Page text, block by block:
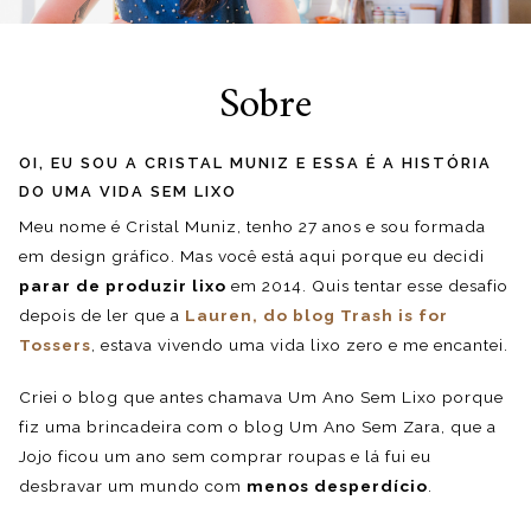
Sobre
OI, EU SOU A CRISTAL MUNIZ E ESSA É A HISTÓRIA
DO UMA VIDA SEM LIXO
Meu nome é Cristal Muniz, tenho 27 anos e sou formada
em design gráfico. Mas você está aqui porque eu decidi
parar de produzir lixo em 2014. Quis tentar esse desafio
depois de ler que a Lauren, do blog Trash is for
Tossers , estava vivendo uma vida lixo zero e me encantei.
Criei o blog que antes chamava Um Ano Sem Lixo porque
fiz uma brincadeira com o blog Um Ano Sem Zara, que a
Jojo ficou um ano sem comprar roupas e lá fui eu
desbravar um mundo com menos desperdício